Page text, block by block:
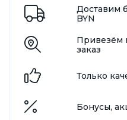
Доставим
BYN
Привезём
заказ
Только
Бонусы,